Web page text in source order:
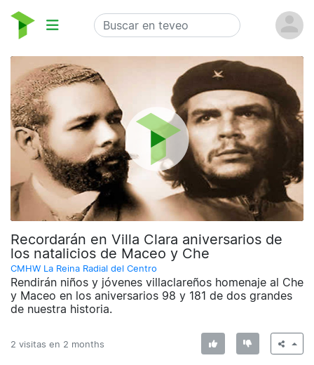
Recordarán en Villa Clara aniversarios de
los natalicios de Maceo y Che
CMHW La Reina Radial del Centro
Rendirán niños y jóvenes villaclareños homenaje al Che
y Maceo en los aniversarios 98 y 181 de dos grandes
de nuestra historia.
2 visitas en 2 months